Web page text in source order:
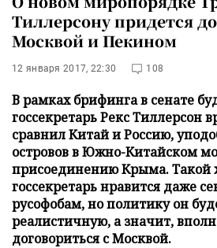
Тиллерсону придется
Москвой и Пекином
12 января 2017, 22:30 108
В рамках брифинга в сенате
госсекретарь Рекс Тиллерсон
сравнил Китай и Россию,
островов в Южно-Китайском
присоединению Крыма. Такой
госсекретарь нравится даже
русофобам, но политику он
реалистичную, а значит,
договориться с Москвой.